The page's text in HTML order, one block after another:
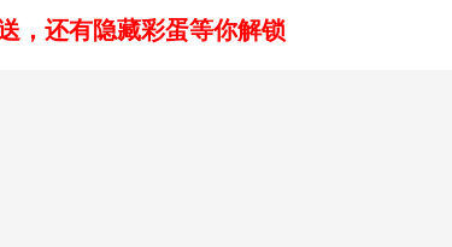
，还有隐藏彩蛋等你解锁